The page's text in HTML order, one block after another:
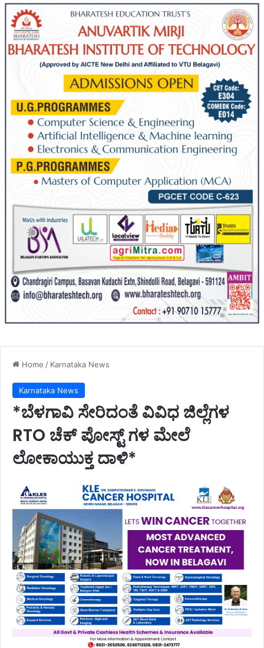
Home / Karnataka News
Karnataka News
*ಬೆಳಗಾವಿ ಸೇರಿದಂತೆ ವಿವಿಧ ಜಿಲ್ಲೆಗಳ
RTO ಚೆಕ್ ಪೋಸ್ಟ್ ಗಳ ಮೇಲೆ
ಲೋಕಾಯುಕ್ತ ದಾಳಿ*